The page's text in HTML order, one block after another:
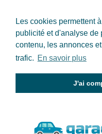
Les cookies permettent
publicité et d'analyse de
contenu, les annonces
trafic. En savoir plus
J'ai